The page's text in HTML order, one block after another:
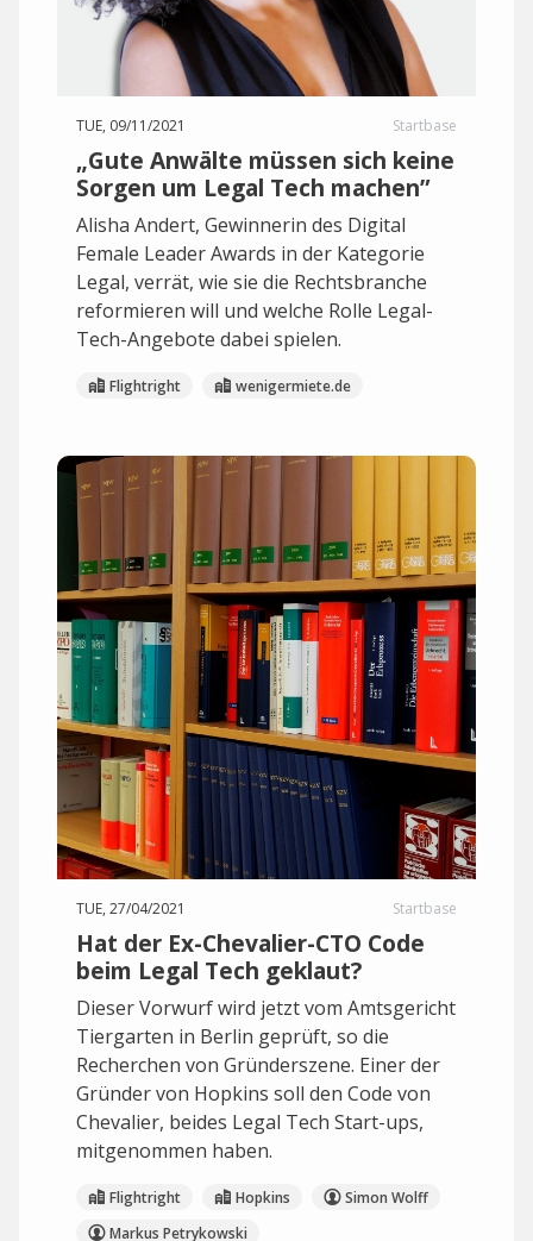
TUE, 09/11/2021 Startbase
„Gute Anwälte müssen sich keine
Sorgen um Legal Tech machen”
Alisha Andert, Gewinnerin des Digital
Female Leader Awards in der Kategorie
Legal, verrät, wie sie die Rechtsbranche
reformieren will und welche Rolle Legal-
Tech-Angebote dabei spielen.
Flightright wenigermiete.de
TUE, 27/04/2021 Startbase
Hat der Ex-Chevalier-CTO Code
beim Legal Tech geklaut?
Dieser Vorwurf wird jetzt vom Amtsgericht
Tiergarten in Berlin geprüft, so die
Recherchen von Gründerszene. Einer der
Gründer von Hopkins soll den Code von
Chevalier, beides Legal Tech Start-ups,
mitgenommen haben.
Flightright Hopkins
Simon Wolff
Markus Petrykowski